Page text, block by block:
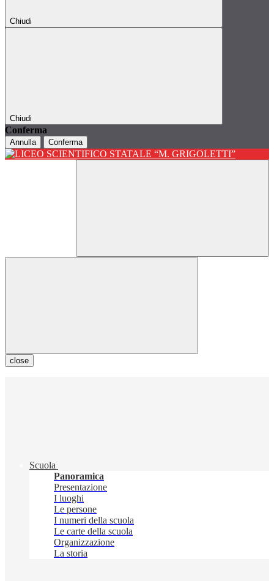
Chiudi
Chiudi
Conferma
Annulla Conferma
close
Scuola
Panoramica
Presentazione
I luoghi
Le persone
I numeri della scuola
Le carte della scuola
Organizzazione
La storia